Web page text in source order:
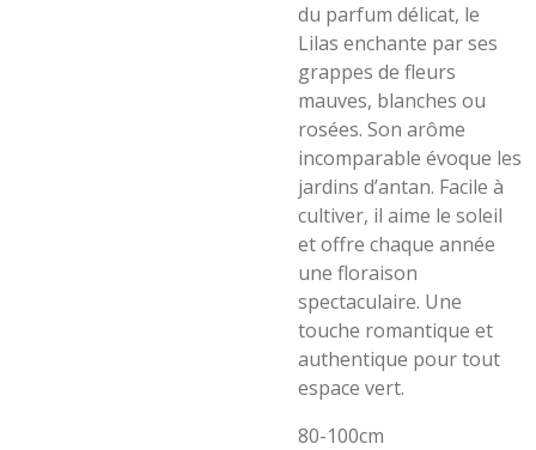
du parfum délicat, le
Lilas enchante par ses
grappes de fleurs
mauves, blanches ou
rosées. Son arôme
incomparable évoque les
jardins d’antan. Facile à
cultiver, il aime le soleil
et offre chaque année
une floraison
spectaculaire. Une
touche romantique et
authentique pour tout
espace vert.
80-100cm